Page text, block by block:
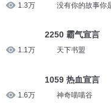
1.3万
1.1万
1.6万
没有你的故事你
2250 霸气宣言
天下书盟
1059 热血宣言
神奇喵喵谷